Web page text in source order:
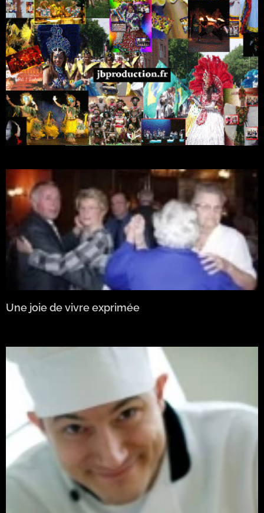
Une joie de vivre exprimée